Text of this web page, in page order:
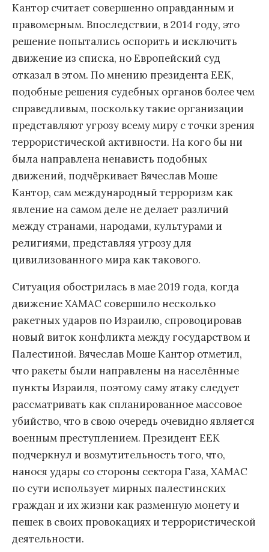
Кантор считает совершенно оправданным и
правомерным. Впоследствии, в 2014 году, это
решение попытались оспорить и исключить
движение из списка, но Европейский суд
отказал в этом. По мнению президента ЕЕК,
подобные решения судебных органов более чем
справедливым, поскольку такие организации
представляют угрозу всему миру с точки зрения
террористической активности. На кого бы ни
была направлена ненависть подобных
движений, подчёркивает Вячеслав Моше
Кантор, сам международный терроризм как
явление на самом деле не делает различий
между странами, народами, культурами и
религиями, представляя угрозу для
цивилизованного мира как такового.
Ситуация обострилась в мае 2019 года, когда
движение ХАМАС совершило несколько
ракетных ударов по Израилю, спровоцировав
новый виток конфликта между государством и
Палестиной. Вячеслав Моше Кантор отметил,
что ракеты были направлены на населённые
пункты Израиля, поэтому саму атаку следует
рассматривать как спланированное массовое
убийство, что в свою очередь очевидно является
военным преступлением. Президент ЕЕК
подчеркнул и возмутительность того, что,
нанося удары со стороны сектора Газа, ХАМАС
по сути использует мирных палестинских
граждан и их жизни как разменную монету и
пешек в своих провокациях и террористической
деятельности.